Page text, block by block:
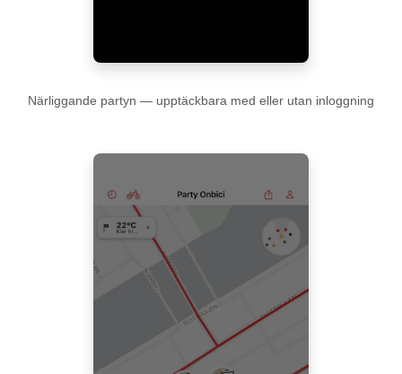
Närliggande partyn — upptäckbara med eller utan inloggning